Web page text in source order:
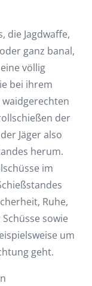
die Jagdwaffe,
ganz banal,
völlig
bei ihrem
der
Jäger also
herum.
im
Ruhe,
sowie
um
geht.